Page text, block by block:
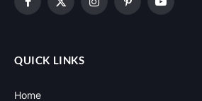
Facebook
X
InstagramPinterestYouTube
QUICK LINKS
Home